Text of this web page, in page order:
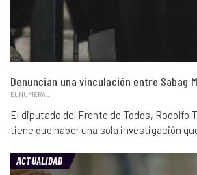
Denuncian una vinculación entre Sabag
ELNUMERAL
El diputado del Frente de Todos, Rodolfo
tiene que haber una sola investigación
ACTUALIDAD